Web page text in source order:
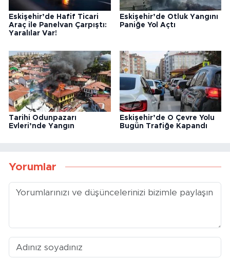
Eskişehir’de Hafif Ticari
Araç ile Panelvan Çarpıştı:
Yaralılar Var!
Eskişehir’de Otluk Yangını
Paniğe Yol Açtı
Tarihi Odunpazarı
Evleri’nde Yangın
Eskişehir’de O Çevre Yolu
Bugün Trafiğe Kapandı
Yorumlar